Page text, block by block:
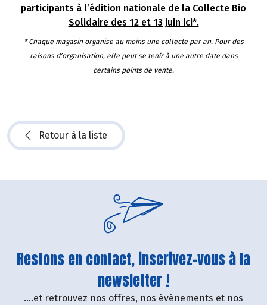
participants à l’édition nationale de la Collecte Bio
Solidaire des 12 et 13 juin ici*.
* Chaque magasin organise au moins une collecte par an. Pour des
raisons d’organisation, elle peut se tenir à une autre date dans
certains points de vente.
Retour à la liste
Restons en contact, inscrivez-vous à la
newsletter !
....et retrouvez nos offres, nos événements et nos